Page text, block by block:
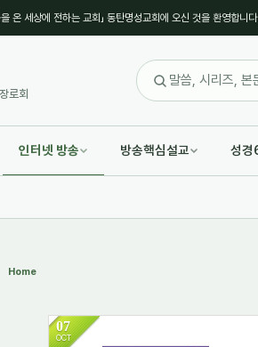
을 온 세상에 전하는 교회」 동탄명성교회에 오신 것을 환영합니다
로회
인터넷 방송 방송핵심설교 성경
Home
07
OCT
북5
치북5
북5
치북5